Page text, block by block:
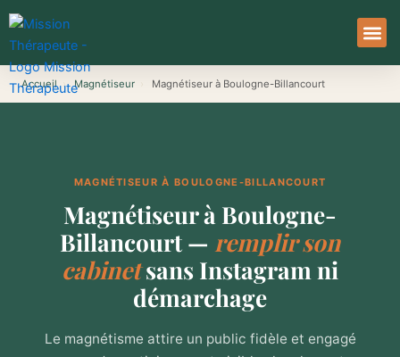
Aller
au
contenu
Accueil › Magnétiseur Magnétiseur à Boulogne-Billancourt
MAGNÉTISEUR À BOULOGNE-BILLANCOURT
Magnétiseur à Boulogne-
Billancourt — remplir son
cabinetsans Instagram ni
démarchage
Le magnétisme attire un public fidèle et engagé